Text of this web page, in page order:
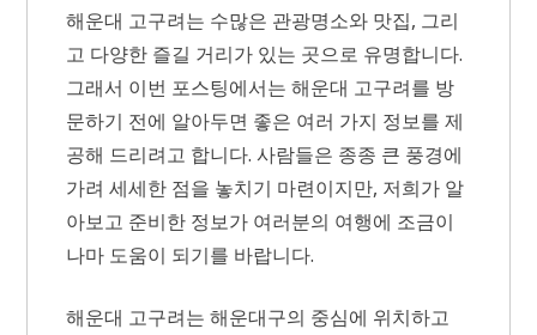
해운대 고구려는 수많은 관광명소와 맛집, 그리
고 다양한 즐길 거리가 있는 곳으로 유명합니다.
그래서 이번 포스팅에서는 해운대 고구려를 방
문하기 전에 알아두면 좋은 여러 가지 정보를 제
공해 드리려고 합니다. 사람들은 종종 큰 풍경에
가려 세세한 점을 놓치기 마련이지만, 저희가 알
아보고 준비한 정보가 여러분의 여행에 조금이
나마 도움이 되기를 바랍니다.
해운대 고구려는 해운대구의 중심에 위치하고